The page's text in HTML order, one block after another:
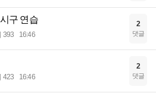
구 연습
393 16:46
2
댓글
423 16:46
2
댓글